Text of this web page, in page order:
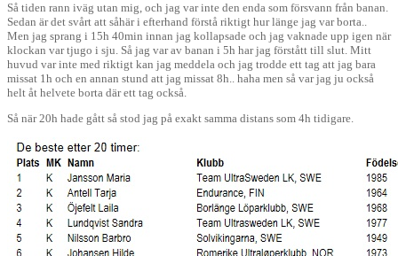
Så tiden rann iväg utan mig, och jag var inte den enda som försvann från banan.
Sedan är det svårt att såhär i efterhand förstå riktigt hur länge jag var borta..
Men jag sprang i 15h 40min innan jag kollapsade och jag vaknade upp igen när
klockan var tjugo i sju. Så jag var av banan i 5h har jag förstått till slut. Mitt
huvud var inte med riktigt kan jag meddela och jag trodde ett tag att jag bara
missat 1h och en annan stund att jag missat 8h.. haha men så var jag ju också
helt åt helvete borta där ett tag också.
Så när 20h hade gått så stod jag på exakt samma distans som 4h tidigare.